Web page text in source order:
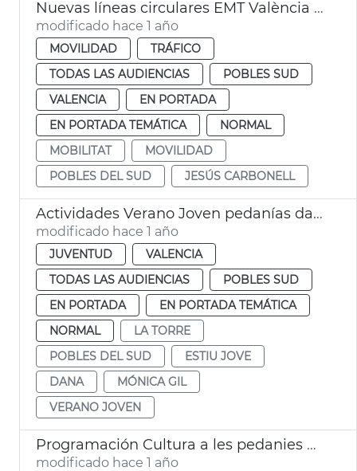
Nuevas líneas circulares EMT València Pobles del Sud
modificado hace 1 año
MOVILIDAD
TRÁFICO
TODAS LAS AUDIENCIAS
POBLES SUD
VALENCIA
EN PORTADA
EN PORTADA TEMÁTICA
NORMAL
MOBILITAT
MOVILIDAD
POBLES DEL SUD
JESÚS CARBONELL
Actividades Verano Joven pedanías dana 2025 València
modificado hace 1 año
JUVENTUD
VALENCIA
TODAS LAS AUDIENCIAS
POBLES SUD
EN PORTADA
EN PORTADA TEMÁTICA
NORMAL
LA TORRE
POBLES DEL SUD
ESTIU JOVE
DANA
MÓNICA GIL
VERANO JOVEN
Programación Cultura a les pedanies València
modificado hace 1 año